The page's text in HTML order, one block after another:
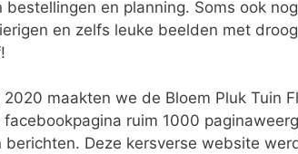
bestellingen en planning. Soms ook
en zelfs leuke beelden met
2020 maakten we de Bloem Pluk Tuin
ruim 1000
berichten. Deze kersverse website